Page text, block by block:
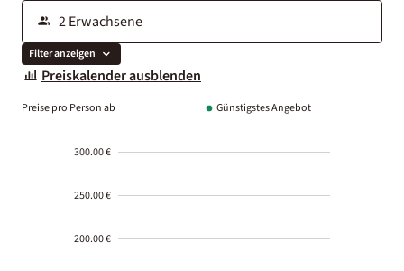
Filter anzeigen
Preiskalender ausblenden
Preise pro Person ab Günstigstes Angebot
300.00 €
250.00 €
200.00 €